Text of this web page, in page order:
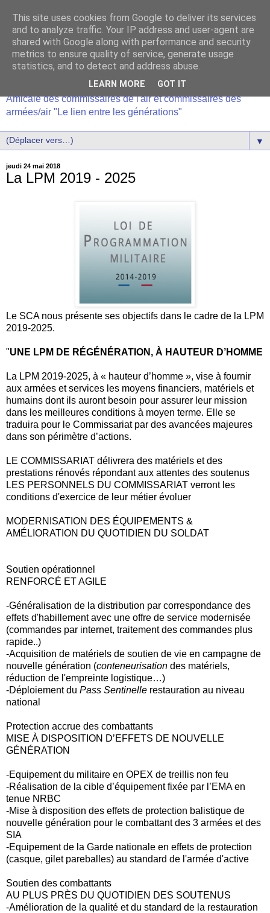
Amicale des commissaires de l'air et commissaires des
armées/air "Le lien entre les générations"
▼
jeudi 24 mai 2018
La LPM 2019 - 2025
Le SCA nous présente ses objectifs dans le cadre de la LPM
2019-2025.
"UNE LPM DE RÉGÉNÉRATION, À HAUTEUR D’HOMME
La LPM 2019-2025, à « hauteur d’homme », vise à fournir
aux armées et services les moyens financiers, matériels et
humains dont ils auront besoin pour assurer leur mission
dans les meilleures conditions à moyen terme. Elle se
traduira pour le Commissariat par des avancées majeures
dans son périmètre d’actions.
LE COMMISSARIAT délivrera des matériels et des
prestations rénovés répondant aux attentes des soutenus
LES PERSONNELS DU COMMISSARIAT verront les
conditions d'exercice de leur métier évoluer
MODERNISATION DES ÉQUIPEMENTS &
AMÉLIORATION DU QUOTIDIEN DU SOLDAT
Soutien opérationnel
RENFORCÉ ET AGILE
-Généralisation de la distribution par correspondance des
effets d'habillement avec une offre de service modernisée
(commandes par internet, traitement des commandes plus
rapide..)
-Acquisition de matériels de soutien de vie en campagne de
nouvelle génération (conteneurisation des matériels,
réduction de l'empreinte logistique…)
-Déploiement du Pass Sentinelle restauration au niveau
national
Protection accrue des combattants
MISE À DISPOSITION D’EFFETS DE NOUVELLE
GÉNÉRATION
-Equipement du militaire en OPEX de treillis non feu
-Réalisation de la cible d’équipement fixée par l’EMA en
tenue NRBC
-Mise à disposition des effets de protection balistique de
nouvelle génération pour le combattant des 3 armées et des
SIA
-Equipement de la Garde nationale en effets de protection
(casque, gilet pareballes) au standard de l'armée d'active
Soutien des combattants
AU PLUS PRÈS DU QUOTIDIEN DES SOUTENUS
-Amélioration de la qualité et du standard de la restauration
This site uses cookies from Google to deliver its services
and to analyze traffic. Your IP address and user-agent are
shared with Google along with performance and security
metrics to ensure quality of service, generate usage
statistics, and to detect and address abuse.
LEARN MORE GOT IT